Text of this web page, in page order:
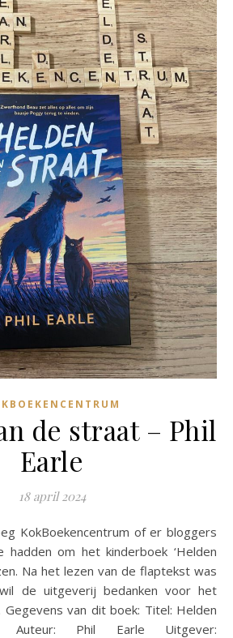
de straat – Phil
Earle
18 april 2024
hadden om het kinderboek ‘Helden
Na het lezen van de flaptekst was
de uitgeverij bedanken voor het
Gegevens van dit boek: Titel: Helden
Phil Earle Uitgever: